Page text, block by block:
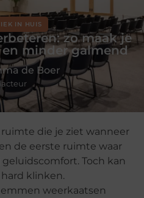
IN HUIS
zo maak je
minder galmend
de Boer
ruimte die je ziet wanneer
de eerste ruimte waar
Toch kan
klinken.
weerkaatsen